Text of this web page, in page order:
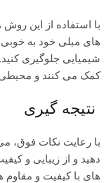
با استفاده از این
های مبلی خود به
شیمیایی جلوگیری
کمک می کنند و محیطی
نتیجه گیری
با رعایت نکات فوق،
دهید و از زیبایی و
های با کیفیت و مقاوم